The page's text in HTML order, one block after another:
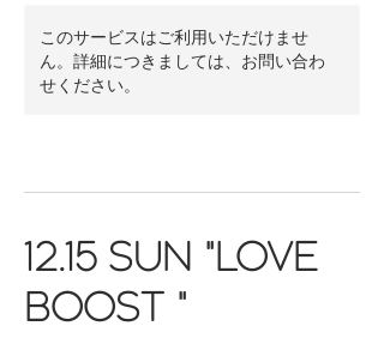
このサービスはご利用いただけませ
ん。詳細につきましては、お問い合わ
せください。
12.15 SUN "LOVE
BOOST "